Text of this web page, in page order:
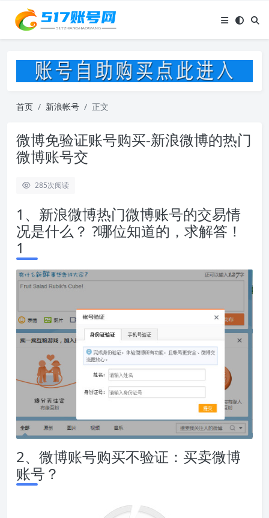
首页 新浪帐号 正文
微博免验证账号购买-新浪微博的热门
微博账号交
285次阅读
1、新浪微博热门微博账号的交易情
况是什么？ ?哪位知道的，求解答！
1
2、微博账号购买不验证：买卖微博
账号？